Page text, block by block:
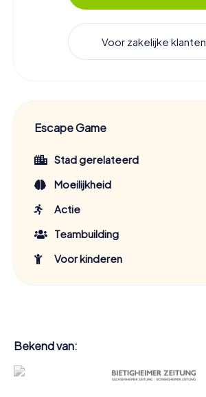
Voor zakelijke klanten
Escape Game
Stad gerelateerd
Moeilijkheid
Actie
Teambuilding
Voor kinderen
Bekend van: